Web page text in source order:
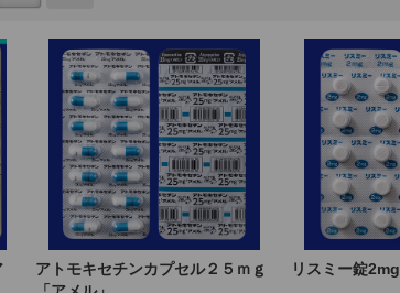
アトモキセチンカプセル２５ｍｇ
リスミー錠2mg